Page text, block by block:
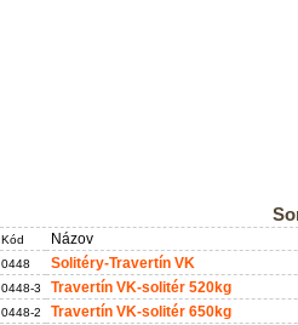
Kód Názov
0448 Solitéry-Travertín VK
0448-3 Travertín VK-solitér 520kg
0448-2 Travertín VK-solitér 650kg